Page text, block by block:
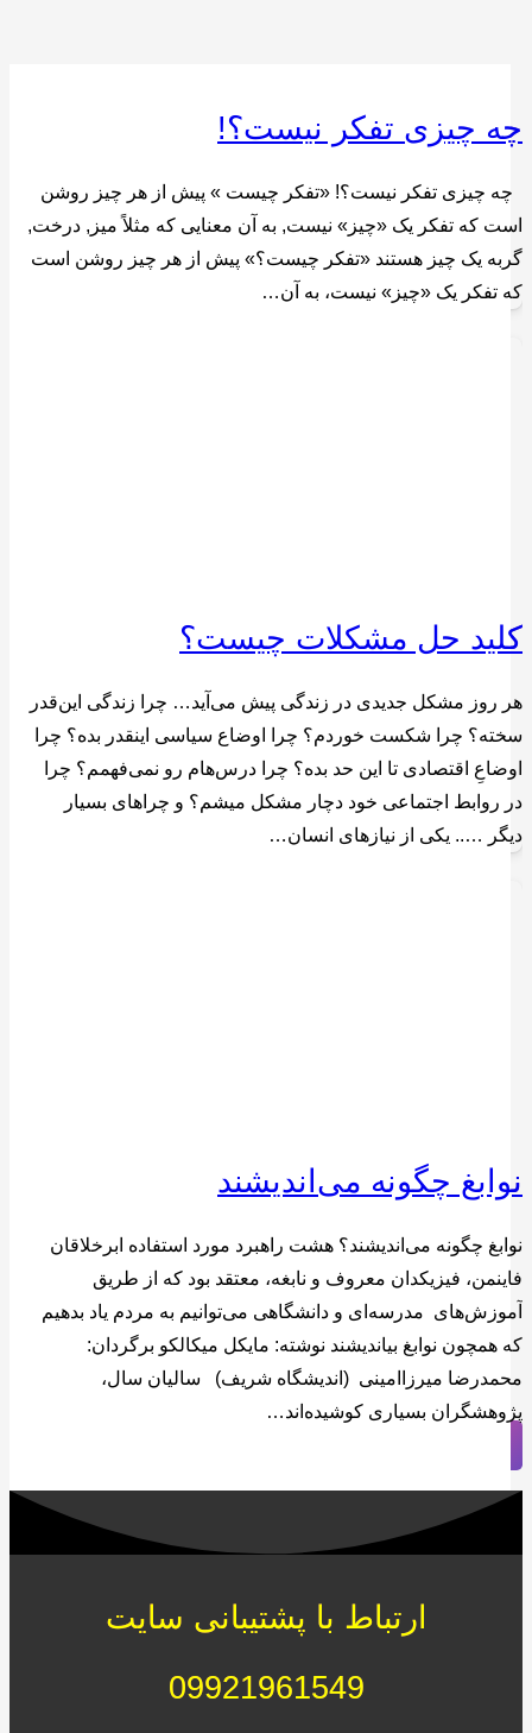
چه چیزی تفکر نیست؟!
چه چیزی تفکر نیست؟! «تفکر چیست » پیش از هر چیز روشن
است که تفکر یک «چیز» نیست, به آن معنایی که مثلاً میز, درخت,
گربه یک چیز هستند «تفکر چیست؟» پیش از هر چیز روشن است
که تفکر یک «چیز» نیست، به آن…
کلید حل مشکلات چیست؟
هر روز مشکل جدیدی در زندگی پیش می‌آید… چرا زندگی این‌قدر
سخته؟ چرا شکست خوردم؟ چرا اوضاع سیاسی اینقدر بده؟ چرا
اوضاعِ اقتصادی تا این حد بده؟ چرا درس‌هام رو نمی‌فهمم؟ چرا
در روابط اجتماعی خود دچار مشکل میشم؟ و چراهای بسیار
دیگر ….. یکی از نیاز‌های انسان…
نوابغ چگونه می‌اندیشند
نوابغ چگونه می‌اندیشند؟ هشت راهبرد مورد استفاده ابرخلاقان
فاینمن، فیزیکدان معروف و نابغه، معتقد بود که از طریق
آموزش‌های مدرسه‌ای و دانشگاهی می‌توانیم به مردم یاد بدهیم
که همچون نوابغ بیاندیشند نوشته: مایکل میکالکو برگردان:
محمدرضا میرزاامینی (اندیشگاه شریف) سالیان سال،
پژوهشگران بسیاری کوشیده‌اند…
ارتباط با پشتیبانی سایت
09921961549